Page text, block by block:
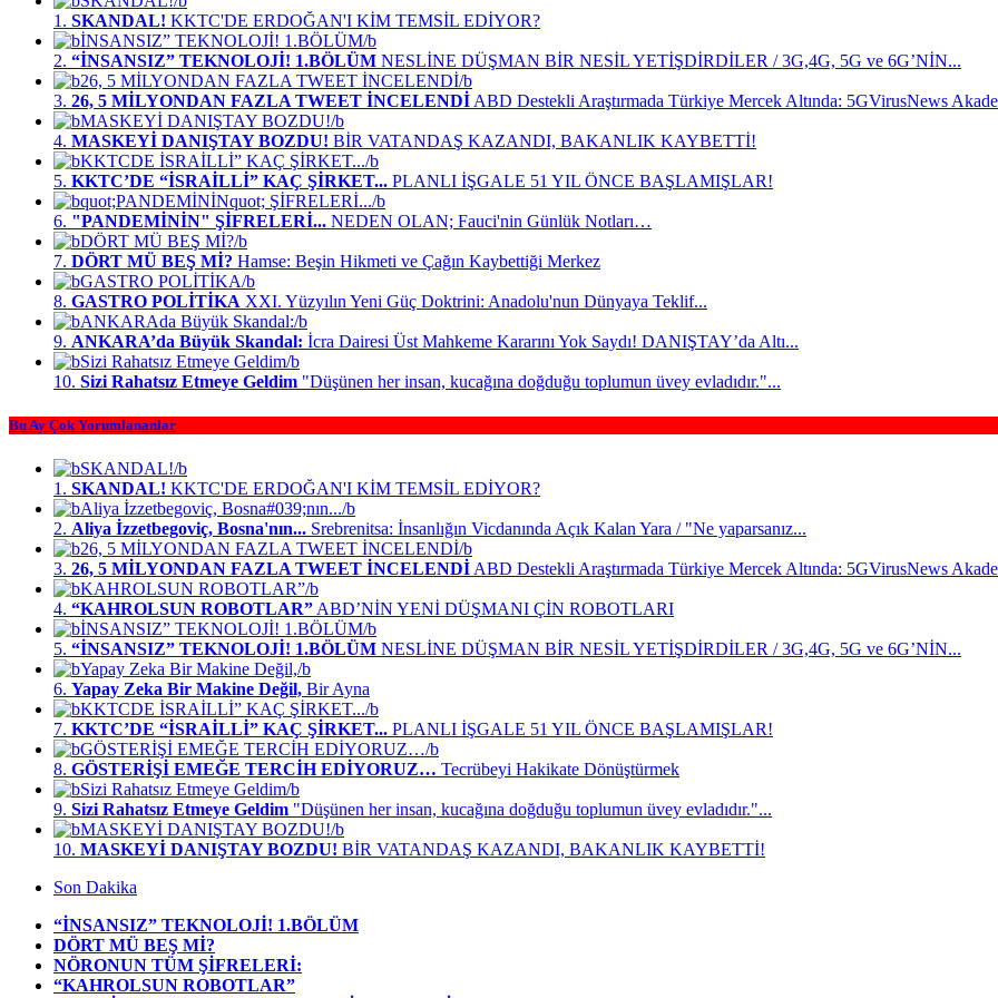
1. SKANDAL! KKTC'DE ERDOĞAN'I KİM TEMSİL EDİYOR?
2. “İNSANSIZ” TEKNOLOJİ! 1.BÖLÜM NESLİNE DÜŞMAN BİR NESİL YETİŞDİRDİLER / 3G,4G, 5G ve 6G’NİN...
3. 26, 5 MİLYONDAN FAZLA TWEET İNCELENDİ ABD Destekli Araştırmada Türkiye Mercek Altında: 5GVirusNews
4. MASKEYİ DANIŞTAY BOZDU! BİR VATANDAŞ KAZANDI, BAKANLIK KAYBETTİ!
5. KKTC’DE “İSRAİLLİ” KAÇ ŞİRKET... PLANLI İŞGALE 51 YIL ÖNCE BAŞLAMIŞLAR!
6. "PANDEMİNİN" ŞİFRELERİ... NEDEN OLAN; Fauci'nin Günlük Notları…
7. DÖRT MÜ BEŞ Mİ? Hamse: Beşin Hikmeti ve Çağın Kaybettiği Merkez
8. GASTRO POLİTİKA XXI. Yüzyılın Yeni Güç Doktrini: Anadolu'nun Dünyaya Teklif...
9. ANKARA’da Büyük Skandal: İcra Dairesi Üst Mahkeme Kararını Yok Saydı! DANIŞTAY’da Altı...
10. Sizi Rahatsız Etmeye Geldim "Düşünen her insan, kucağına doğduğu toplumun üvey evladıdır."...
Bu Ay Çok Yorumlananlar
1. SKANDAL! KKTC'DE ERDOĞAN'I KİM TEMSİL EDİYOR?
2. Aliya İzzetbegoviç, Bosna'nın... Srebrenitsa: İnsanlığın Vicdanında Açık Kalan Yara / "Ne yaparsanız...
3. 26, 5 MİLYONDAN FAZLA TWEET İNCELENDİ ABD Destekli Araştırmada Türkiye Mercek Altında: 5GVirusNews
4. “KAHROLSUN ROBOTLAR” ABD’NİN YENİ DÜŞMANI ÇİN ROBOTLARI
5. “İNSANSIZ” TEKNOLOJİ! 1.BÖLÜM NESLİNE DÜŞMAN BİR NESİL YETİŞDİRDİLER / 3G,4G, 5G ve 6G’NİN...
6. Yapay Zeka Bir Makine Değil, Bir Ayna
7. KKTC’DE “İSRAİLLİ” KAÇ ŞİRKET... PLANLI İŞGALE 51 YIL ÖNCE BAŞLAMIŞLAR!
8. GÖSTERİŞİ EMEĞE TERCİH EDİYORUZ… Tecrübeyi Hakikate Dönüştürmek
9. Sizi Rahatsız Etmeye Geldim "Düşünen her insan, kucağına doğduğu toplumun üvey evladıdır."...
10. MASKEYİ DANIŞTAY BOZDU! BİR VATANDAŞ KAZANDI, BAKANLIK KAYBETTİ!
Son Dakika
“İNSANSIZ” TEKNOLOJİ! 1.BÖLÜM
DÖRT MÜ BEŞ Mİ?
NÖRONUN TÜM ŞİFRELERİ:
“KAHROLSUN ROBOTLAR”